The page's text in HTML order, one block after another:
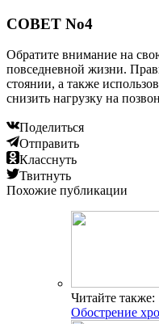
СОВЕТ No4
Обратите внимание на
повседневной жизни.
стоянии, а также
снизить нагрузку на
Поделиться
Отправить
Класснуть
Твитнуть
Похожие публикации
Читайте также:
Обострение